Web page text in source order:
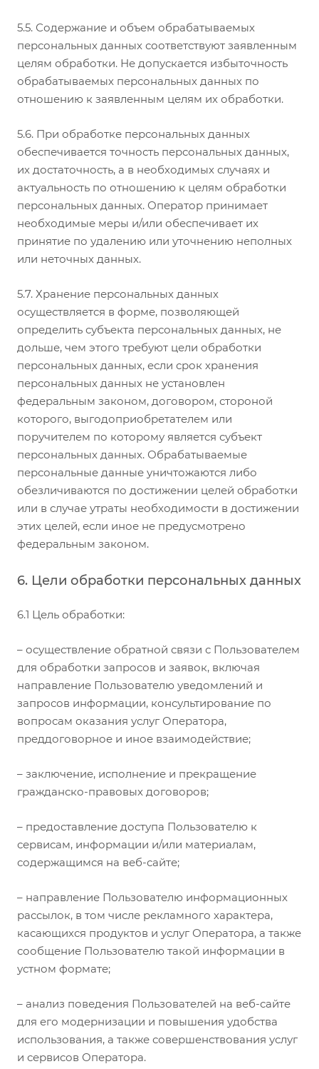
5.5. Содержание и объем обрабатываемых
персональных данных соответствуют заявленным
целям обработки. Не допускается избыточность
обрабатываемых персональных данных по
отношению к заявленным целям их обработки.
5.6. При обработке персональных данных
обеспечивается точность персональных данных,
их достаточность, а в необходимых случаях и
актуальность по отношению к целям обработки
персональных данных. Оператор принимает
необходимые меры и/или обеспечивает их
принятие по удалению или уточнению неполных
или неточных данных.
5.7. Хранение персональных данных
осуществляется в форме, позволяющей
определить субъекта персональных данных, не
дольше, чем этого требуют цели обработки
персональных данных, если срок хранения
персональных данных не установлен
федеральным законом, договором, стороной
которого, выгодоприобретателем или
поручителем по которому является субъект
персональных данных. Обрабатываемые
персональные данные уничтожаются либо
обезличиваются по достижении целей обработки
или в случае утраты необходимости в достижении
этих целей, если иное не предусмотрено
федеральным законом.
6. Цели обработки персональных данных
6.1 Цель обработки:
– осуществление обратной связи с Пользователем
для обработки запросов и заявок, включая
направление Пользователю уведомлений и
запросов информации, консультирование по
вопросам оказания услуг Оператора,
преддоговорное и иное взаимодействие;
– заключение, исполнение и прекращение
гражданско-правовых договоров;
– предоставление доступа Пользователю к
сервисам, информации и/или материалам,
содержащимся на веб-сайте;
– направление Пользователю информационных
рассылок, в том числе рекламного характера,
касающихся продуктов и услуг Оператора, а также
сообщение Пользователю такой информации в
устном формате;
– анализ поведения Пользователей на веб-сайте
для его модернизации и повышения удобства
использования, а также совершенствования услуг
и сервисов Оператора.